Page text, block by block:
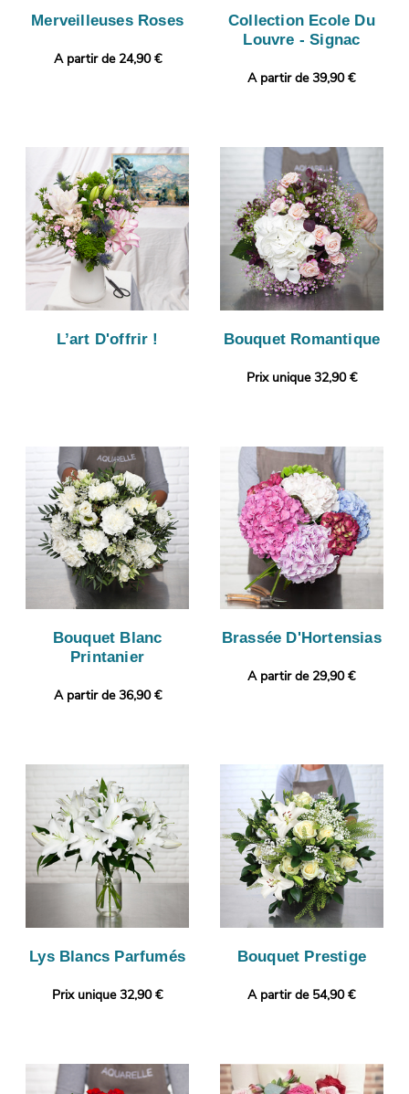
Merveilleuses Roses
A partir de 24,90 €
Collection Ecole Du
Louvre - Signac
A partir de 39,90 €
L’art D'offrir ! Bouquet Romantique
Prix unique 32,90 €
Bouquet Blanc
Printanier
A partir de 36,90 €
Brassée D'Hortensias
A partir de 29,90 €
Lys Blancs Parfumés
Prix unique 32,90 €
Bouquet Prestige
A partir de 54,90 €